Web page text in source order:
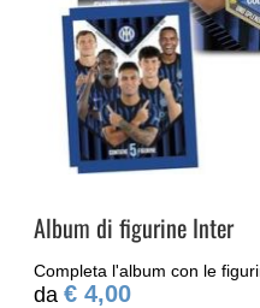
Album di figurine Inter
Completa l'album con le
€ 4,00